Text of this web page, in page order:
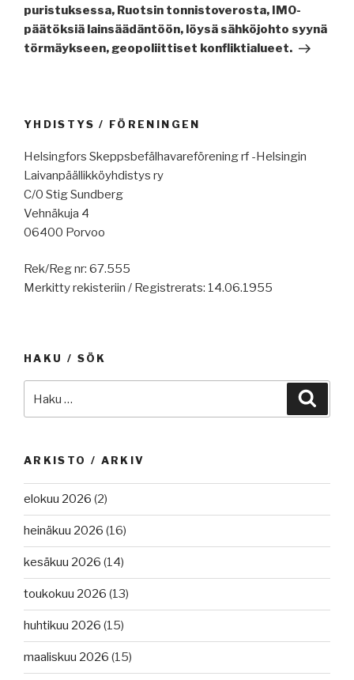
puristuksessa, Ruotsin tonnistoverosta, IMO-
päätöksiä lainsäädäntöön, löysä sähköjohto syynä
törmäykseen, geopoliittiset konfliktialueet.
YHDISTYS / FÖRENINGEN
Helsingfors Skeppsbefälhavareförening rf -Helsingin
Laivanpäällikköyhdistys ry
C/0 Stig Sundberg
Vehnäkuja 4
06400 Porvoo
Rek/Reg nr: 67.555
Merkitty rekisteriin / Registrerats: 14.06.1955
HAKU / SÖK
ARKISTO / ARKIV
elokuu 2026 (2)
heinäkuu 2026 (16)
kesäkuu 2026 (14)
toukokuu 2026 (13)
huhtikuu 2026 (15)
maaliskuu 2026 (15)